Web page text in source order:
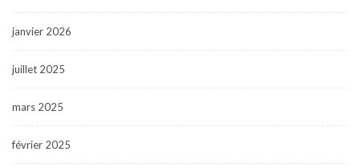
janvier 2026
juillet 2025
mars 2025
février 2025